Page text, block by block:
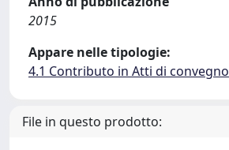
2015
Appare nelle tipologie:
4.1 Contributo in Atti di convegno
File in questo prodotto: